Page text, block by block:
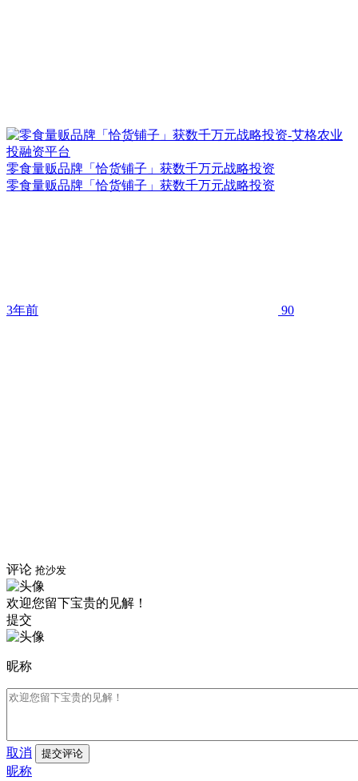
零食量贩品牌「恰货铺子」获数千万元战略投资
零食量贩品牌「恰货铺子」获数千万元战略投资
3年前 90
评论 抢沙发
欢迎您留下宝贵的见解！
提交
昵称
取消 提交评论
昵称